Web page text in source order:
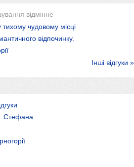
відмінне
тихому чудовому місці
відпочинку.
Інші відгуки »
Стефана